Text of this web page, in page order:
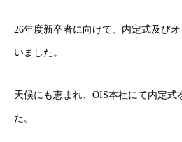
26年度新卒者に向けて、内定式及び
いました。
天候にも恵まれ、OIS本社にて内定式
た。